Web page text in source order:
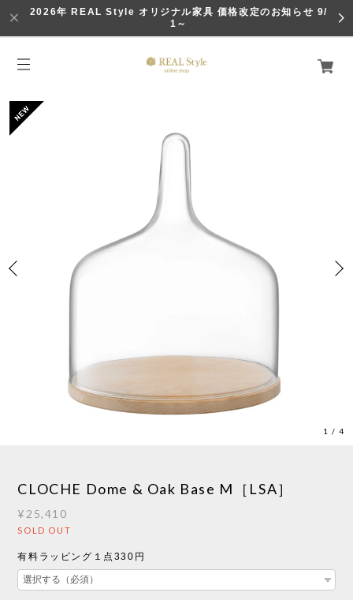
2026年 REAL Style オリジナル家具 価格改定のお知らせ 9/
1～
1 /4
CLOCHE Dome & Oak Base M［LSA］
¥25,410
SOLD OUT
有料ラッピング１点330円